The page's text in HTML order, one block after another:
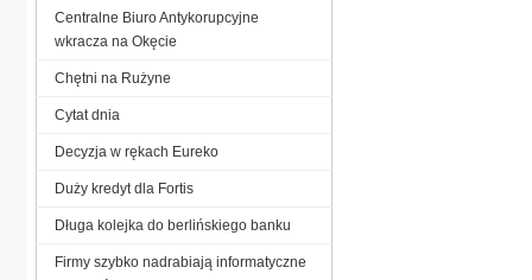
Centralne Biuro Antykorupcyjne
wkracza na Okęcie
Chętni na Rużyne
Cytat dnia
Decyzja w rękach Eureko
Duży kredyt dla Fortis
Długa kolejka do berlińskiego banku
Firmy szybko nadrabiają informatyczne